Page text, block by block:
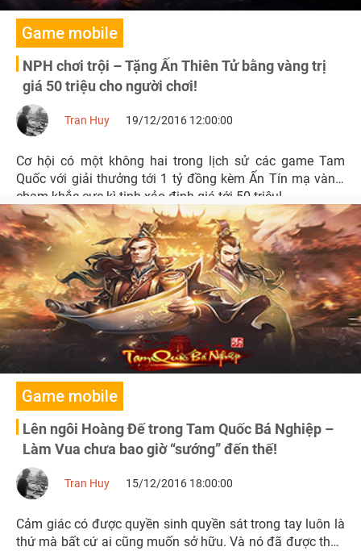
Game mobile
NPH chơi trội – Tặng Ấn Thiên Tử bằng vàng trị
giá 50 triệu cho người chơi!
Tran Huy 19/12/2016 12:00:00
Cơ hội có một không hai trong lịch sử các game Tam
Quốc với giải thưởng tới 1 tỷ đồng kèm Ấn Tín mạ vàng,
chạm khắc cực kì tinh xảo định giá tới 50 triệu!
Game mobile
Lên ngôi Hoàng Đế trong Tam Quốc Bá Nghiệp –
Làm Vua chưa bao giờ “sướng” đến thế!
Tran Huy 15/12/2016 18:00:00
Cảm giác có được quyền sinh quyền sát trong tay luôn là
thứ mà bất cứ ai cũng muốn sở hữu. Và nó đã được thực